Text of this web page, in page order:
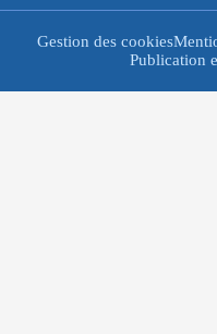
Gestion des cookies
Publication